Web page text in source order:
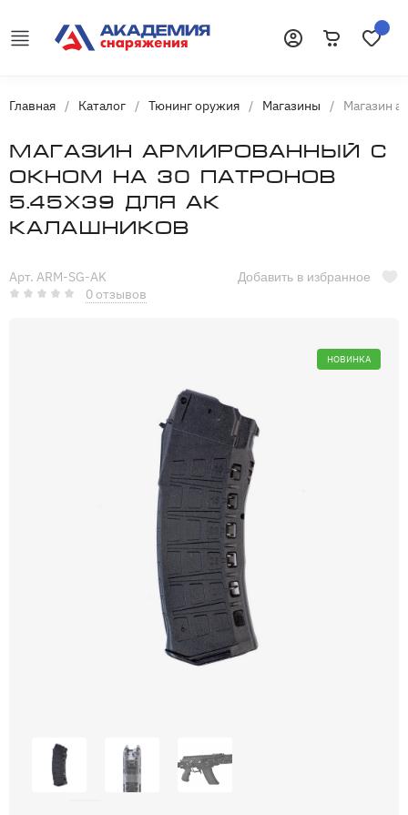
Главная / Каталог / Тюнинг оружия / Магазины / Магазин
Магазин армированный с
окном на 30 патронов
5.45х39 для АК
Калашников
Арт. ARM-SG-AK
0 отзывов
Добавить в избранное
НОВИНКА